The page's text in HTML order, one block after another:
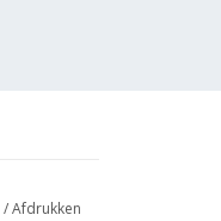
/Afdrukken